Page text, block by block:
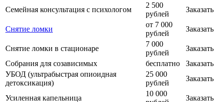
Семейная консультация с психологом
2 500
рублей
Заказать
Снятие ломки
от 7 000
рублей
Заказать
Снятие ломки в стационаре
7 000
рублей
Заказать
Собрания для созависимых
бесплатно
Заказать
УБОД (ультрабыстрая опиоидная
детоксикация)
25 000
рублей
Заказать
Усиленная капельница
10 000
Заказать